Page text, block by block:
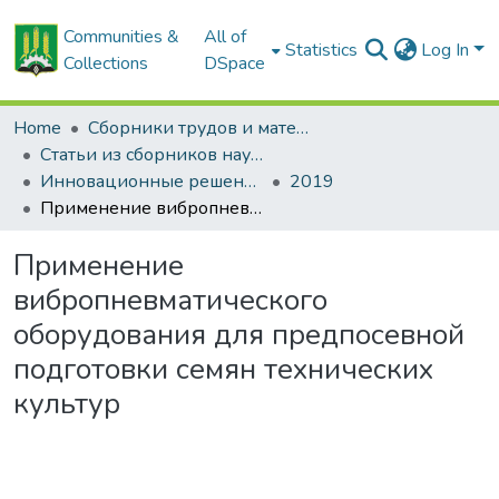
Communities &
Collections
All of
DSpace
Statistics Log In
Home
Сборники трудов и материалов конференций
Статьи из сборников научных трудов
Инновационные решения в технологиях и механизации сельскохозяйственного производства
2019
Применение вибропневматического оборудования для предпосевной подготовки семян технических культур
Применение
вибропневматического
оборудования для предпосевной
подготовки семян технических
культур